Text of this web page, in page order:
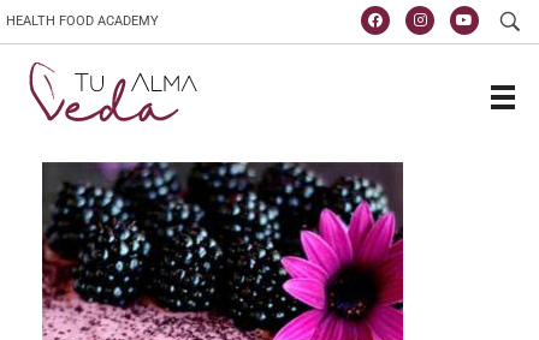
HEALTH FOOD ACADEMY